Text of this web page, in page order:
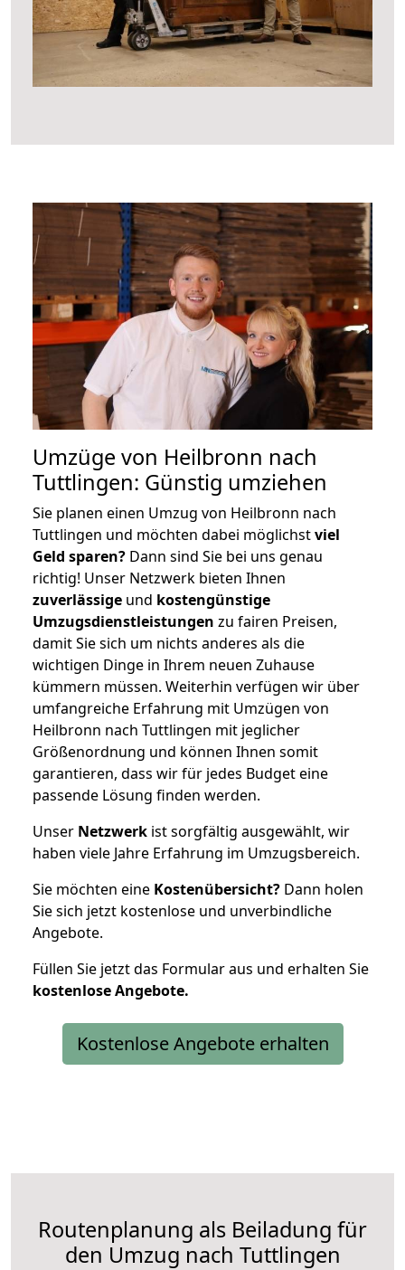
Umzüge von Heilbronn nach
Tuttlingen: Günstig umziehen
Sie planen einen Umzug von Heilbronn nach
Tuttlingen und möchten dabei möglichstviel
Geld sparen? Dann sind Sie bei uns genau
richtig! Unser Netzwerk bieten Ihnen
zuverlässige und kostengünstige
Umzugsdienstleistungen zu fairen Preisen,
damit Sie sich um nichts anderes als die
wichtigen Dinge in Ihrem neuen Zuhause
kümmern müssen. Weiterhin verfügen wir über
umfangreiche Erfahrung mit Umzügen von
Heilbronn nach Tuttlingen mit jeglicher
Größenordnung und können Ihnen somit
garantieren, dass wir für jedes Budget eine
passende Lösung finden werden.
Unser Netzwerk ist sorgfältig ausgewählt, wir
haben viele Jahre Erfahrung im Umzugsbereich.
Sie möchten eine Kostenübersicht? Dann holen
Sie sich jetzt kostenlose und unverbindliche
Angebote.
Füllen Sie jetzt das Formular aus und erhalten Sie
kostenloseAngebote.
Kostenlose Angebote erhalten
Routenplanung als Beiladung für
den Umzug nach Tuttlingen